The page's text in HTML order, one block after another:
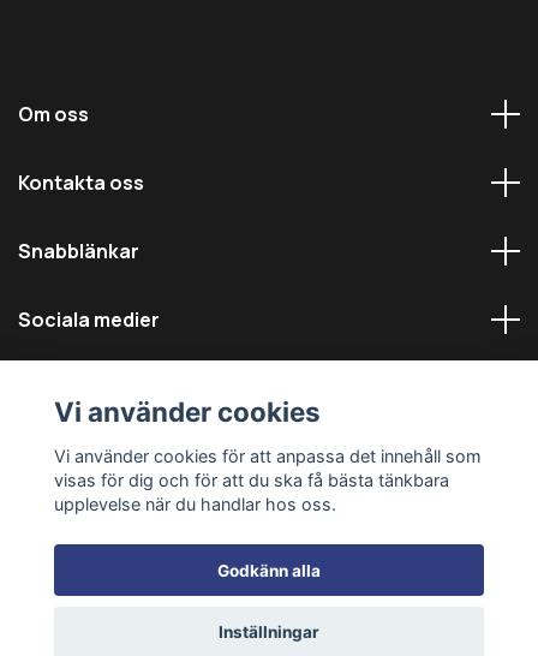
Om oss
Kontakta oss
Snabblänkar
Sociala medier
© 2026 Däckmästarna - Alla rättigheter reserverade
Vi använder cookies
Vi använder cookies för att anpassa det innehåll som
visas för dig och för att du ska få bästa tänkbara
upplevelse när du handlar hos oss.
Godkänn alla
Inställningar